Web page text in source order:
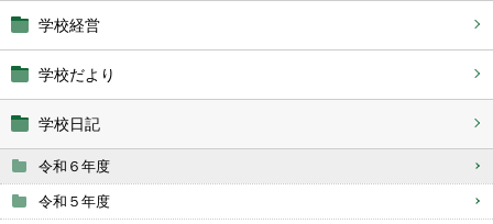
学校経営
学校だより
学校日記
令和６年度
令和５年度